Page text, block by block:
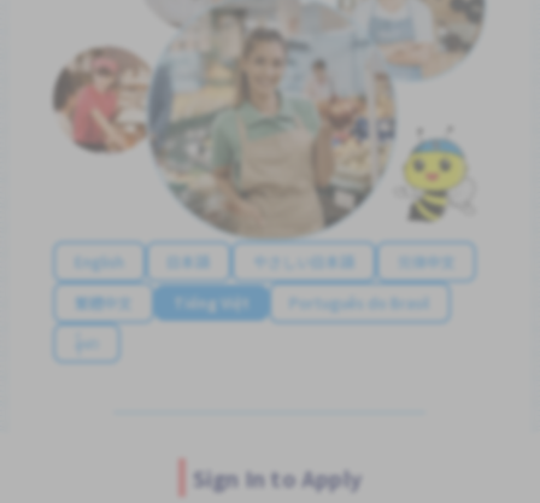
English 日本語 やさしい日本語
简体中文
繁體中文
Tiếng Việt
Português do Brasil
န်မာ
Sign In to Apply